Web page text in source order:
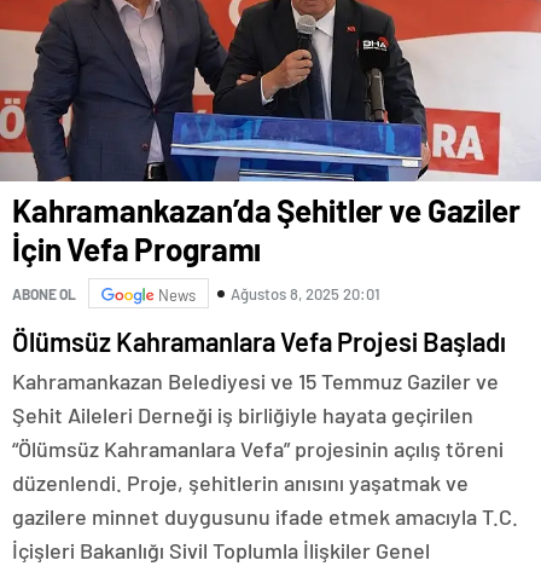
Kahramankazan’da Şehitler ve Gaziler
İçin Vefa Programı
ABONE OL News Ağustos 8, 2025 20:01
Ölümsüz Kahramanlara Vefa Projesi Başladı
Kahramankazan Belediyesi ve 15 Temmuz Gaziler ve
Şehit Aileleri Derneği iş birliğiyle hayata geçirilen
“Ölümsüz Kahramanlara Vefa” projesinin açılış töreni
düzenlendi. Proje, şehitlerin anısını yaşatmak ve
gazilere minnet duygusunu ifade etmek amacıyla T.C.
İçişleri Bakanlığı Sivil Toplumla İlişkiler Genel